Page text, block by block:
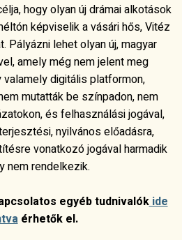
hogy olyan új drámai alkotások
képviselik a vásári hős, Vitéz
Pályázni lehet olyan új, magyar
amely még nem jelent meg
digitális platformon,
mutatták be színpadon, nem
és felhasználási jogával,
nyilvános előadásra,
vonatkozó jogával harmadik
nem rendelkezik.
egyéb tudnivalókide
érhetők el.